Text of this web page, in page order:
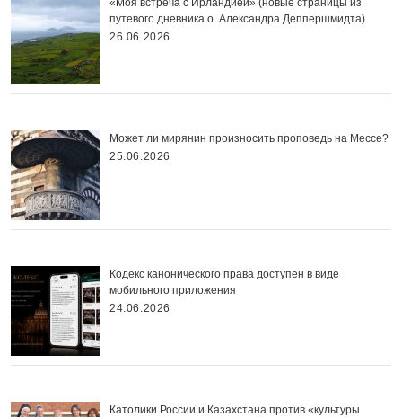
путевого дневника о. Александра Деппершмидта)
26.06.2026
Может ли мирянин произносить проповедь на Мессе?
25.06.2026
Кодекс канонического права доступен в виде
мобильного приложения
24.06.2026
Католики России и Казахстана против «культуры